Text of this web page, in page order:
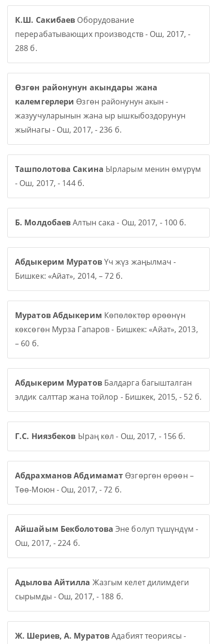
К.Ш. Сакибаев Оборудование
перерабатывающих производств - Ош, 2017, -
288 б.
Өзгөн районунун акындары жана
калемгерлери Өзгөн районунун акын -
жазуучуларынын жана ыр ышкыбоздорунун
жыйнагы - Ош, 2017, - 236 б.
Ташполотова Сакина Ырларым менин өмүрүм
- Ош, 2017, - 144 б.
Б. МолдобаевАлтын сака - Ош, 2017, - 100 б.
Абдыкерим МуратовҮч жүз жаңылмач -
Бишкек: «Айат», 2014, – 72 б.
Муратов Абдыкерим Көпөлөктөр өрөөнүн
көксөгөн Мурза Гапаров - Бишкек: «Айат», 2013,
– 60 б.
Абдыкерим МуратовБалдарга багышталган
элдик салттар жана тойлор - Бишкек, 2015, - 52 б.
Г.С. Ниязбеков Ыраң көл - Ош, 2017, - 156 б.
Абдрахманов Абдимамат Өзгөргөн өрөөн –
Төө-Моюн - Ош, 2017, - 72 б.
Айшайым Бекболотова Эне болуп түшүндүм -
Ош, 2017, - 224 б.
Адылова Айтилла Жазгым келет дилимдеги
сырымды - Ош, 2017, - 188 б.
Ж. Шериев, А. МуратовАдабият теориясы -